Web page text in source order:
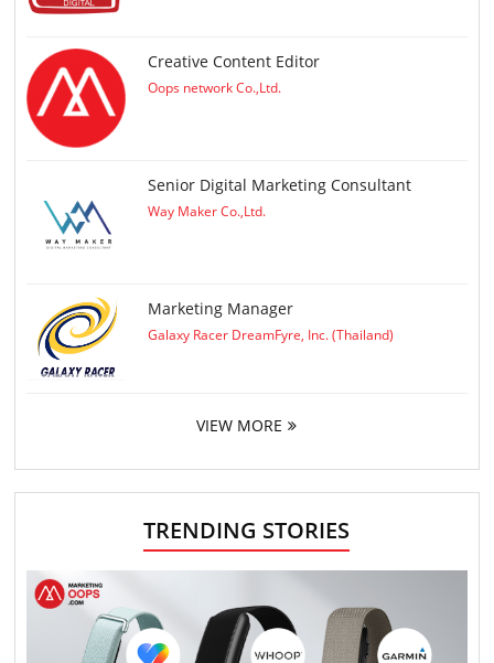
Creative Content Editor
Oops network Co.,Ltd.
Senior Digital Marketing Consultant
Way Maker Co.,Ltd.
Marketing Manager
Galaxy Racer DreamFyre, Inc. (Thailand)
VIEW MORE
TRENDING STORIES